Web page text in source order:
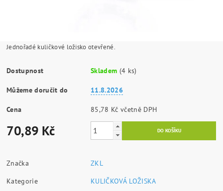
Jednořadé kuličkové ložisko otevřené.
Dostupnost Skladem (4 ks)
Můžeme doručit do 11.8.2026
Cena 85,78 Kč včetně DPH
70,89 Kč
Značka
ZKL
Kategorie
KULIČKOVÁ LOŽISKA